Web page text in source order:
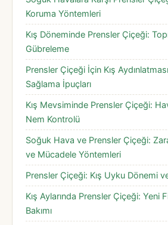
Koruma Yöntemleri
Kış Döneminde Prensler Çiçeği:
Gübreleme
Prensler Çiçeği İçin Kış
Sağlama İpuçları
Kış Mevsiminde Prensler Çiçeği:
Nem Kontrolü
Soğuk Hava ve Prensler Çiçeği:
ve Mücadele Yöntemleri
Prensler Çiçeği: Kış Uyku Dönemi
Kış Aylarında Prensler Çiçeği: Yeni
Bakımı